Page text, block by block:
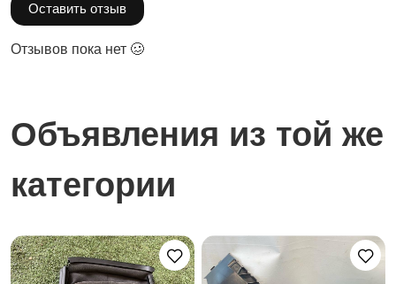
Оставить отзыв
Отзывов пока нет 🥴
Объявления из той же
категории